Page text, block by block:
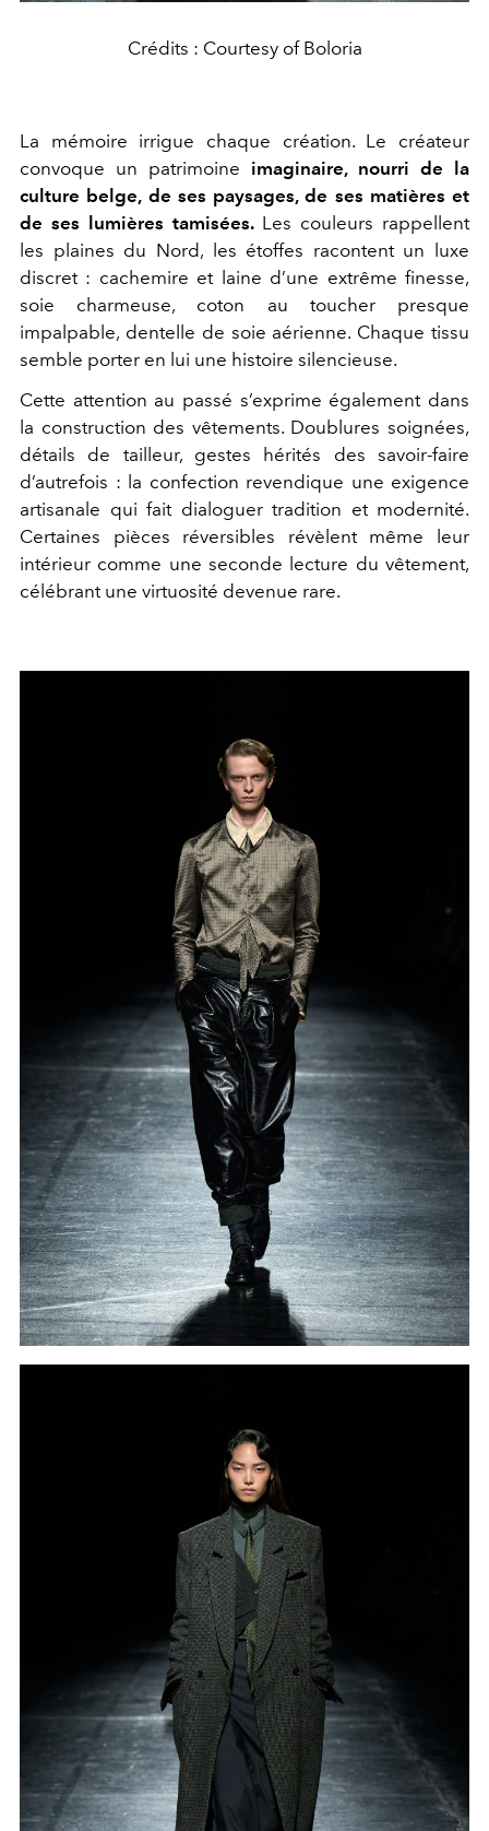
Crédits : Courtesy of Boloria
La mémoire irrigue chaque création. Le créateur
convoque un patrimoine imaginaire, nourri de la
culture belge, de ses paysages, de ses matières et
de ses lumières tamisées. Les couleurs rappellent
les plaines du Nord, les étoffes racontent un luxe
discret : cachemire et laine d’une extrême finesse,
soie charmeuse, coton au toucher presque
impalpable, dentelle de soie aérienne. Chaque tissu
semble porter en lui une histoire silencieuse.
Cette attention au passé s’exprime également dans
la construction des vêtements. Doublures soignées,
détails de tailleur, gestes hérités des savoir-faire
d’autrefois : la confection revendique une exigence
artisanale qui fait dialoguer tradition et modernité.
Certaines pièces réversibles révèlent même leur
intérieur comme une seconde lecture du vêtement,
célébrant une virtuosité devenue rare.